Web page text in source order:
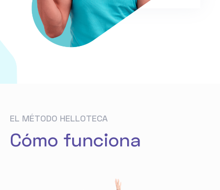
EL MÉTODO HELLOTECA
Cómo funciona